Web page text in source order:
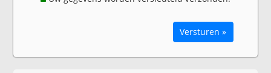
Versturen »